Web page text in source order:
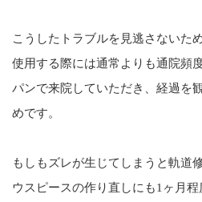
こうしたトラブルを見逃さないた
使用する際には通常よりも通院頻
パンで来院していただき、経過を
めです。
もしもズレが生じてしまうと軌道
ウスピースの作り直しにも1ヶ月程